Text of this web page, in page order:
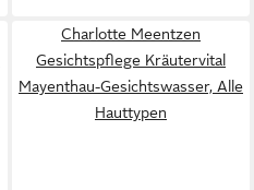
Charlotte Meentzen
Gesichtspflege Kräutervital
Mayenthau-Gesichtswasser, Alle
Hauttypen